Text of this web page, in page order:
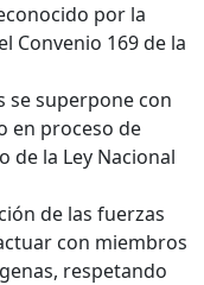
por la
Convenio 169 de la
se superpone con
en proceso de
de la Ley Nacional
de las fuerzas
con miembros
respetando